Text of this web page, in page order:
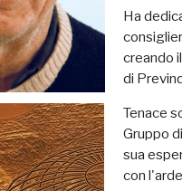
Ha
creando
di
Tenace
Gruppo
sua
con